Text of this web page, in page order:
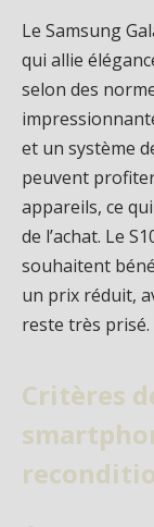
Le Samsung
qui allie
selon des
et un système
peuvent
appareils, ce
de l’achat. Le
souhaitent
un prix réduit,
reste très prisé.
Critères